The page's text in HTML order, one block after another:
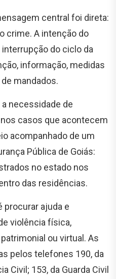
central foi direta:
crime. A intenção do
do ciclo da
informação, medidas
mandados.
necessidade de
casos que acontecem
acompanhado de um
Pública de Goiás:
no estado nos
das residências.
procurar ajuda e
violência física,
ou virtual. As
pelos telefones 190, da
Civil; 153, da Guarda Civil